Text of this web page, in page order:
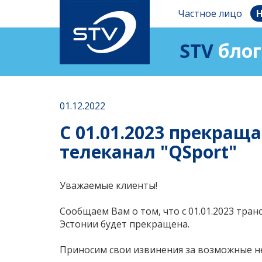
Частное лицо
STV блог
01.12.2022
C 01.01.2023
телеканал "QSport"
Уважаемые клиенты!
Сообщаем Вам о том, что c 01.01.2023
Эстонии будет прекращена.
Приносим свои извинения за возможные